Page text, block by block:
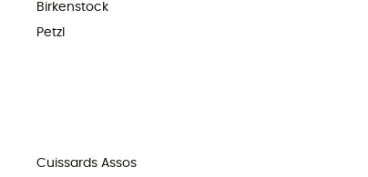
Birkenstock
Petzl
Cuissards Assos